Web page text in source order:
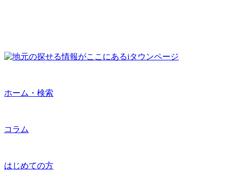
ホーム・検索
コラム
はじめての方